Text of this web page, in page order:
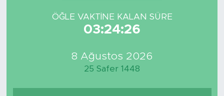
ÖĞLE VAKTİNE KALAN SÜRE
03:24:26
8 Ağustos 2026
25 Safer 1448